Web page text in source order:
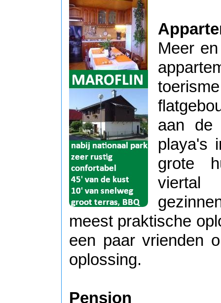
Meer
aan de
playa's
grote
viertal
meest praktische
een paar vrienden
oplossing.
Pension